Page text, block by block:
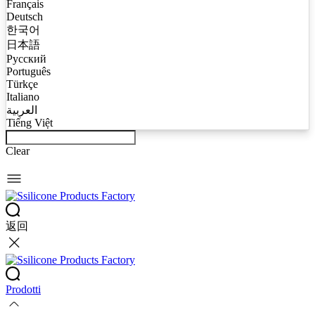
Français
Deutsch
한국어
日本語
Русский
Português
Türkçe
Italiano
العربية
Tiếng Việt
Clear
返回
Prodotti